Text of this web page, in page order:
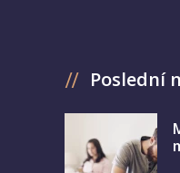
Poslední